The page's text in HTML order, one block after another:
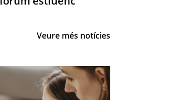
un
Veure més notícies